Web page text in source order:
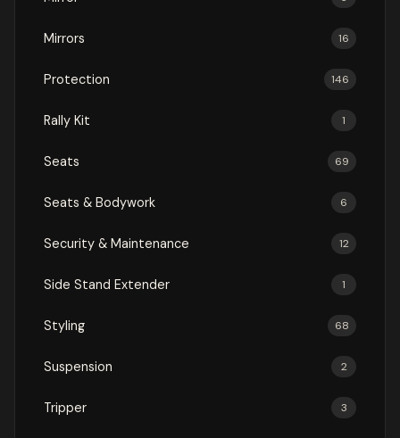
Mirrors 16
Protection 146
Rally Kit 1
Seats 69
Seats & Bodywork 6
Security & Maintenance 12
Side Stand Extender 1
Styling 68
Suspension 2
Tripper 3